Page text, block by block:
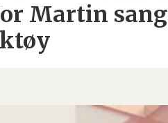
Martin sang